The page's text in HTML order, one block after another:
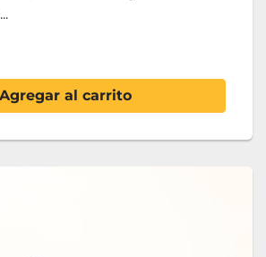
Agregar al carrito